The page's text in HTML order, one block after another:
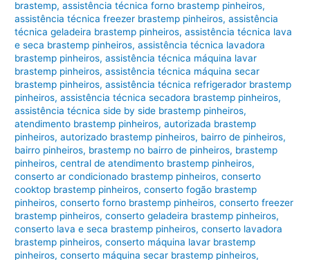
brastemp,assistência técnica forno brastemp pinheiros,
assistência técnica freezer brastemp pinheiros,assistência
técnica geladeira brastemp pinheiros,assistência técnica lava
e seca brastemp pinheiros,assistência técnica lavadora
brastemp pinheiros,assistência técnica máquina lavar
brastemp pinheiros,assistência técnica máquina secar
brastemp pinheiros,assistência técnica refrigerador brastemp
pinheiros,assistência técnica secadora brastemp pinheiros,
assistência técnica side by side brastemp pinheiros,
atendimento brastemp pinheiros,autorizada brastemp
pinheiros,autorizado brastemp pinheiros, bairro de pinheiros,
bairro pinheiros, brastemp no bairro de pinheiros, brastemp
pinheiros,central de atendimento brastemp pinheiros,
conserto ar condicionado brastemp pinheiros,conserto
cooktop brastemp pinheiros,conserto fogão brastemp
pinheiros,conserto forno brastemp pinheiros,conserto freezer
brastemp pinheiros,conserto geladeira brastemp pinheiros,
conserto lava e seca brastemp pinheiros,conserto lavadora
brastemp pinheiros,conserto máquina lavar brastemp
pinheiros,conserto máquina secar brastemp pinheiros,